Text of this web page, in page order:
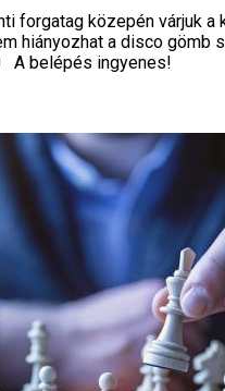
forgatag közepén várjuk
hiányozhat a disco gömb
A belépés ingyenes!